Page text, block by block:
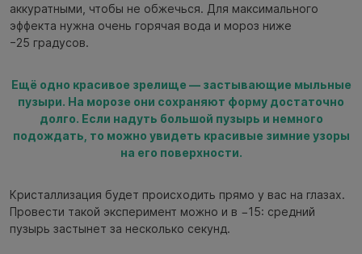
аккуратными, чтобы не обжечься. Для максимального
эффекта нужна очень горячая вода и мороз ниже
−25 градусов.
Ещё одно красивое зрелище — застывающие мыльные
пузыри. На морозе они сохраняют форму достаточно
долго. Если надуть большой пузырь и немного
подождать, то можно увидеть красивые зимние узоры
на его поверхности.
Кристаллизация будет происходить прямо у вас на глазах.
Провести такой эксперимент можно и в −15: средний
пузырь застынет за несколько секунд.